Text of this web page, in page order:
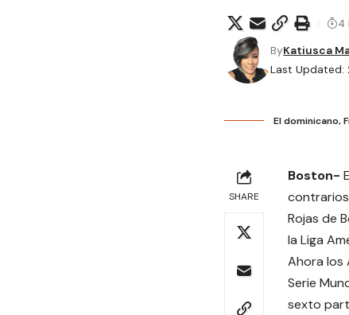
Last Updated:
ByKatiusca
4
El dominicano,
SHARE
Boston-
Rojas de
la Liga
Ahora los
Serie
sexto